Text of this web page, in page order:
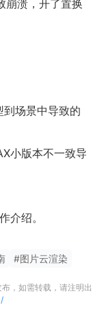
崩溃，开了置换
到场景中导致的
小版本不一致导
介绍。
#图片云渲染
，如需转载，请注明出